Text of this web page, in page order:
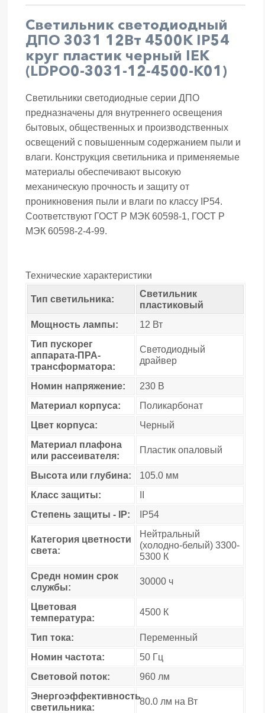
Светильник светодиодный
ДПО 3031 12Вт 4500K IP54
круг пластик черный IEK
(LDPO0-3031-12-4500-K01)
Светильники светодиодные серии ДПО
предназначены для внутреннего освещения
бытовых, общественных и производственных
освещений с повышенным содержанием пыли и
влаги. Конструкция светильника и применяемые
материалы обеспечивают высокую
механическую прочность и защиту от
проникновения пыли и влаги по классу IP54.
Соответствуют ГОСТ Р МЭК 60598-1, ГОСТ Р
МЭК 60598-2-4-99.
Технические характеристики
Тип светильника:
Светильник
пластиковый
Мощность лампы:
12 Вт
Тип пускорег
аппарата-ПРА-
трансформатора:
Светодиодный
драйвер
Номин напряжение:
230 В
Материал корпуса:
Поликарбонат
Цвет корпуса:
Черный
Материал плафона
или рассеивателя:
Пластик опаловый
Высота или глубина:
105.0 мм
Класс защиты:
Степень защиты - IP:
IP54
Категория цветности
света:
Нейтральный
(холодно-белый) 3300-
5300 К
Средн номин срок
службы:
30000 ч
Цветовая
температура:
4500 К
Тип тока:
Переменный
Номин частота:
50 Гц
Световой поток:
960 лм
Энергоэффективность
светильника:
80.0 лм на Вт